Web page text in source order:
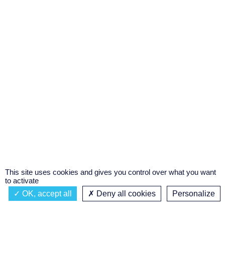
Émission à l'antenne
Actualités À propos
This site uses cookies and gives you control over what you want
to activate
OK, accept all
Deny all cookies
Personalize